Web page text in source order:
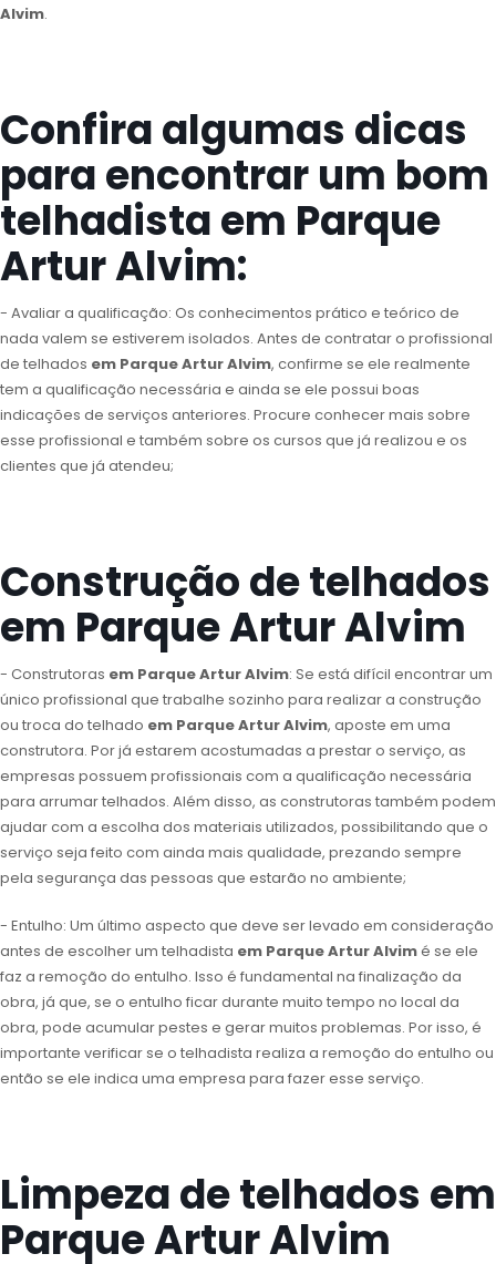
Alvim.
Confira algumas dicas
para encontrar um bom
telhadista em Parque
Artur Alvim:
- Avaliar a qualificação: Os conhecimentos prático e teórico de
nada valem se estiverem isolados. Antes de contratar o profissional
de telhados em Parque Artur Alvim, confirme se ele realmente
tem a qualificação necessária e ainda se ele possui boas
indicações de serviços anteriores. Procure conhecer mais sobre
esse profissional e também sobre os cursos que já realizou e os
clientes que já atendeu;
Construção de telhados
em Parque Artur Alvim
- Construtoras em Parque Artur Alvim: Se está difícil encontrar um
único profissional que trabalhe sozinho para realizar a construção
ou troca do telhado em Parque Artur Alvim, aposte em uma
construtora. Por já estarem acostumadas a prestar o serviço, as
empresas possuem profissionais com a qualificação necessária
para arrumar telhados. Além disso, as construtoras também podem
ajudar com a escolha dos materiais utilizados, possibilitando que o
serviço seja feito com ainda mais qualidade, prezando sempre
pela segurança das pessoas que estarão no ambiente;
- Entulho: Um último aspecto que deve ser levado em consideração
antes de escolher um telhadista em Parque Artur Alvimé se ele
faz a remoção do entulho. Isso é fundamental na finalização da
obra, já que, se o entulho ficar durante muito tempo no local da
obra, pode acumular pestes e gerar muitos problemas. Por isso, é
importante verificar se o telhadista realiza a remoção do entulho ou
então se ele indica uma empresa para fazer esse serviço.
Limpeza de telhados em
Parque Artur Alvim